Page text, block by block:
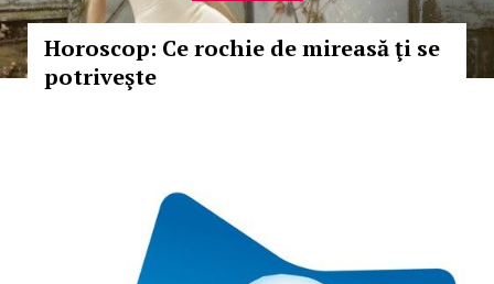
Horoscop: Ce rochie de mireasă ţi se
potriveşte